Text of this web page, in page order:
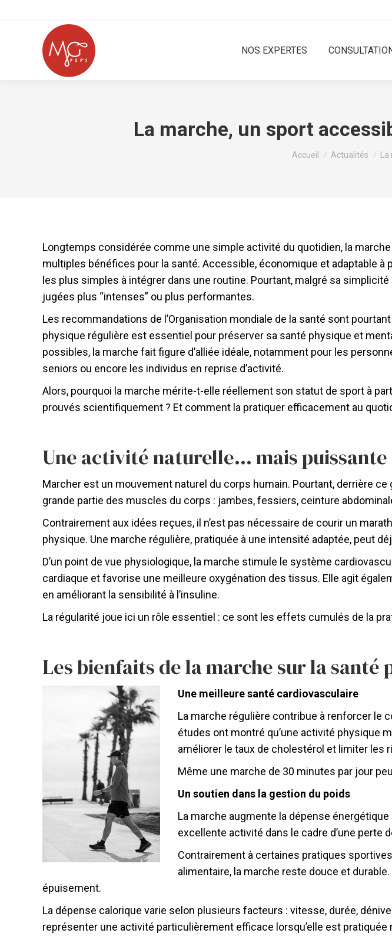
NOS EXPERTES
La marche, un sport
Vous êtes ici :
Accueil Actualités
Longtemps considérée comme une simple activité du quotidien, la
multiples bénéfices pour la santé. Accessible, économique et adaptable
les plus simples à intégrer dans une routine. Pourtant, malgré sa
jugées plus “intenses” ou plus performantes.
Les recommandations de l’Organisation mondiale de la santé sont
physique régulière est essentiel pour préserver sa santé physique et
possibles, la marche fait figure d’alliée idéale, notamment pour les
seniors ou encore les individus en reprise d’activité.
Alors, pourquoi la marche mérite-t-elle réellement son statut de sport à
prouvés scientifiquement ? Et comment la pratiquer efficacement au
Une activité naturelle… mais puissante
Marcher est un mouvement naturel du corps humain. Pourtant, derrière
grande partie des muscles du corps : jambes, fessiers, ceinture
Contrairement aux idées reçues, il n’est pas nécessaire de courir un
physique. Une marche régulière, pratiquée à une intensité adaptée, peut
D’un point de vue physiologique, la marche stimule le système
cardiaque et favorise une meilleure oxygénation des tissus. Elle agit
en améliorant la sensibilité à l’insuline.
La régularité joue ici un rôle essentiel : ce sont les effets cumulés de la
Les bienfaits de la marche sur la santé
Une meilleure santé cardiovasculaire
La marche régulière contribue à renforcer le
études ont montré qu’une activité physique
améliorer le taux de cholestérol et limiter les
Même une marche de 30 minutes par jour
Un soutien dans la gestion du poids
La marche augmente la dépense
excellente activité dans le cadre d’une perte
Contrairement à certaines pratiques
alimentaire, la marche reste douce et
épuisement.
La dépense calorique varie selon plusieurs facteurs : vitesse, durée,
représenter une activité particulièrement efficace lorsqu’elle est pratiquée